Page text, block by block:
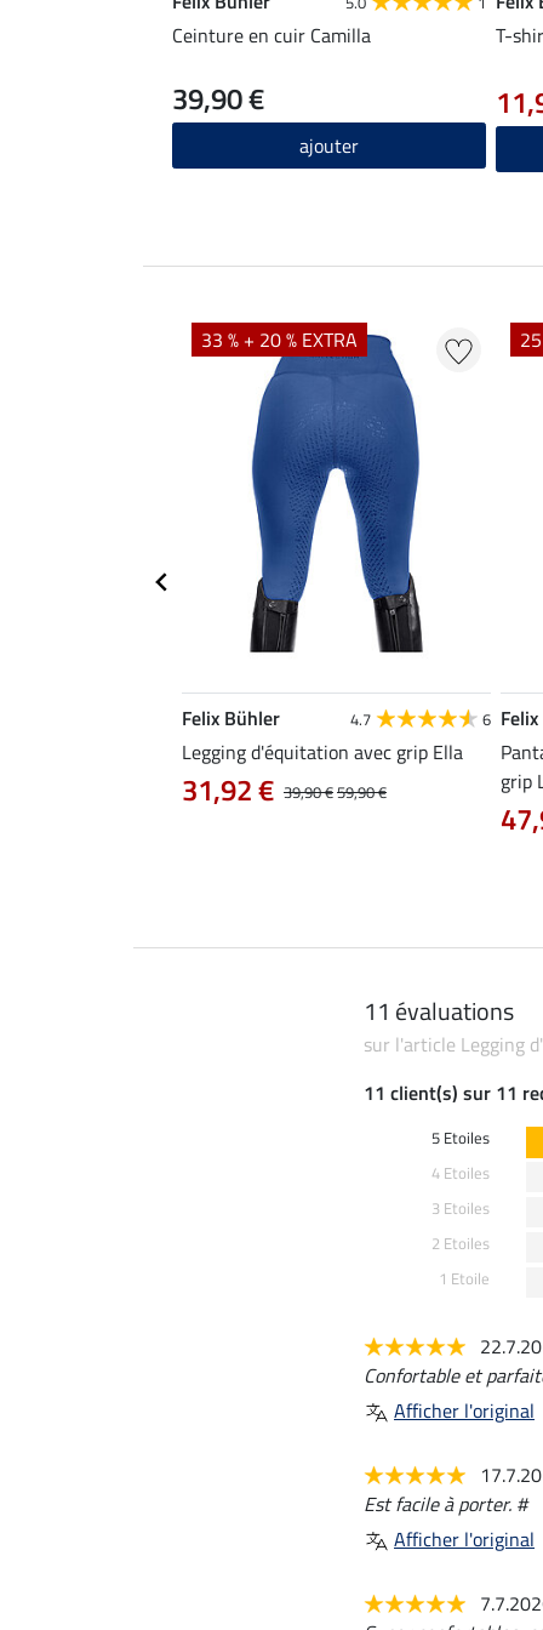
Ceinture en cuir Camilla
39,90 €
ajouter
T-
33 % + 20 % EXTRA
Felix Bühler 4.7 6
Legging d'équitation avec grip Ella
39,90 €59,90 €
31,92 €
grip
11 évaluations
sur l'article Legging
11 client(s) sur 11
5 Etoiles
4 Etoiles
3 Etoiles
2 Etoiles
1 Etoile
Confortable et
Afficher l'original
Est facile à porter. #
Afficher l'original